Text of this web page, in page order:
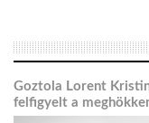
Goztola Lorent
felfigyelt a